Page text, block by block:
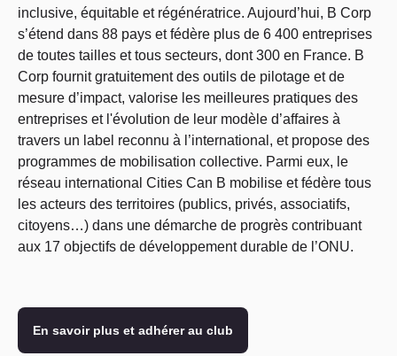
inclusive, équitable et régénératrice. Aujourd’hui, B Corp
s’étend dans 88 pays et fédère plus de 6 400 entreprises
de toutes tailles et tous secteurs, dont 300 en France. B
Corp fournit gratuitement des outils de pilotage et de
mesure d’impact, valorise les meilleures pratiques des
entreprises et l'évolution de leur modèle d’affaires à
travers un label reconnu à l’international, et propose des
programmes de mobilisation collective. Parmi eux, le
réseau international Cities Can B mobilise et fédère tous
les acteurs des territoires (publics, privés, associatifs,
citoyens…) dans une démarche de progrès contribuant
aux 17 objectifs de développement durable de l’ONU.
En savoir plus et adhérer au club